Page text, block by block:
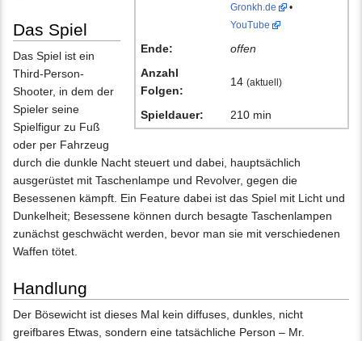
Gronkh.de
•
YouTube
Ende:
offen
Anzahl
Folgen:
14 (aktuell)
Spieldauer: 210 min
Das Spiel
Das Spiel ist ein
Third-Person-
Shooter, in dem der
Spieler seine
Spielfigur zu Fuß
oder per Fahrzeug
durch die dunkle Nacht steuert und dabei, hauptsächlich
ausgerüstet mit Taschenlampe und Revolver, gegen die
Besessenen kämpft. Ein Feature dabei ist das Spiel mit Licht und
Dunkelheit; Besessene können durch besagte Taschenlampen
zunächst geschwächt werden, bevor man sie mit verschiedenen
Waffen tötet.
Handlung
Der Bösewicht ist dieses Mal kein diffuses, dunkles, nicht
greifbares Etwas, sondern eine tatsächliche Person – Mr.